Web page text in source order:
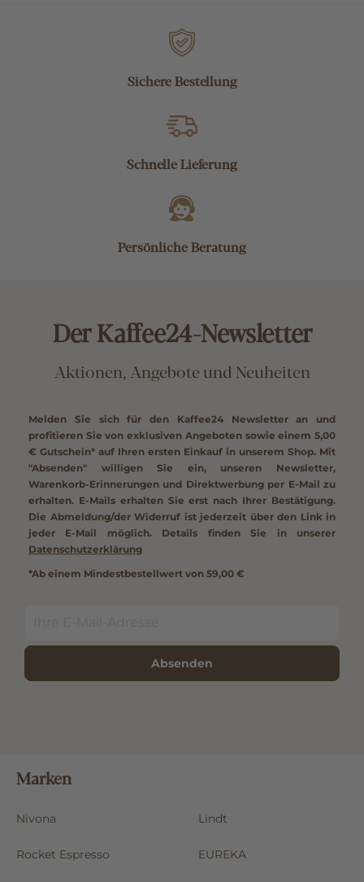
Sichere Bestellung
Schnelle Lieferung
Persönliche Beratung
Der Kaffee24-Newsletter
Aktionen, Angebote und Neuheiten
Melden Sie sich für den Kaffee24 Newsletter an und
profitieren Sie von exklusiven Angeboten sowie einem 5,00
€ Gutschein* auf Ihren ersten Einkauf in unserem Shop. Mit
"Absenden" willigen Sie ein, unseren Newsletter,
Warenkorb-Erinnerungen und Direktwerbung per E-Mail zu
erhalten. E-Mails erhalten Sie erst nach Ihrer Bestätigung.
Die Abmeldung/der Widerruf ist jederzeit über den Link in
jeder E-Mail möglich. Details finden Sie in unserer
Datenschutzerklärung
*Ab einem Mindestbestellwert von 59,00 €
Absenden
Marken
Nivona Lindt
Rocket Espresso EUREKA